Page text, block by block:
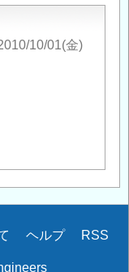
10/01(金)
ヘルプ RSS